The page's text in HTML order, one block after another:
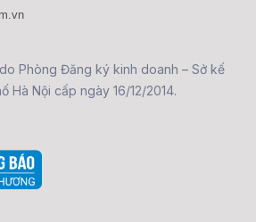
Phòng Đăng ký kinh doanh – Sở kế
Hà Nội cấp ngày 16/12/2014.